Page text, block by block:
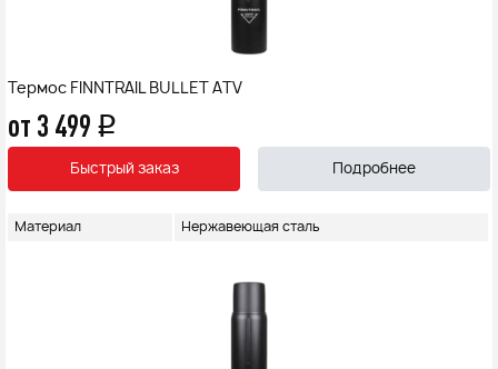
Термос FINNTRAIL BULLET ATV
от 3 499 q
Быстрый заказ Подробнее
Материал Нержавеющая сталь